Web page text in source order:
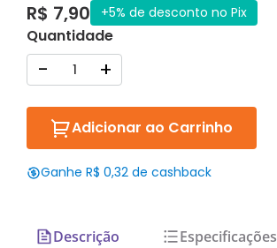
R$ 7,90 +5% de desconto no Pix
Quantidade
- +
Adicionar ao Carrinho
Ganhe R$ 0,32 de cashback
Descrição Especificações